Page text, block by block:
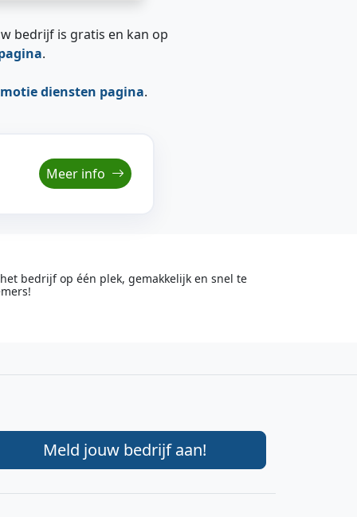
bedrijf is gratis en kan op
.
diensten pagina.
Meer info
bedrijf op één plek, gemakkelijk en snel te
Meld jouw bedrijf aan!